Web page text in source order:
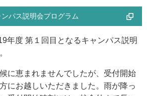
レット
パス説明会プログラム
年度 第１回目となるキャンパス説明
に恵まれませんでしたが、受付開始
にお越しいただきました。雨が降っ